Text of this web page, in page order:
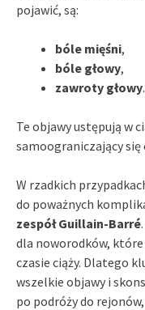
pojawić, są:
bóle mięśni,
bóle głowy,
zawroty głowy.
Te objawy ustępują w
samoograniczający się
W rzadkich
do poważnych
zespół Guillain-Barré
dla noworodków, które
czasie ciąży. Dlatego
wszelkie objawy i
po podróży do